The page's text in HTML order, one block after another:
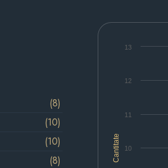
Cantitate 10
11
12
13
(8)
(10)
(10)
(8)